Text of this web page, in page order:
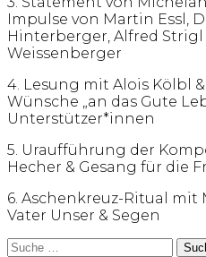
Impulse von Martin Essl,
Hinterberger, Alfred Strigl
Weissenberger
4. Lesung mit Alois Kölbl
Wünsche „an das Gute
Unterstützer*innen
5. Uraufführung der
Hecher & Gesang für die
6. Aschenkreuz-Ritual mit
Vater Unser & Segen
Suche